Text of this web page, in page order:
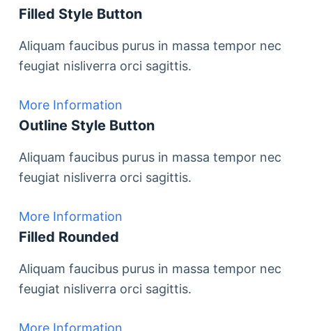
Filled Style Button
Aliquam faucibus purus in massa tempor nec
feugiat nisliverra orci sagittis.
More Information
Outline Style Button
Aliquam faucibus purus in massa tempor nec
feugiat nisliverra orci sagittis.
More Information
Filled Rounded
Aliquam faucibus purus in massa tempor nec
feugiat nisliverra orci sagittis.
More Information